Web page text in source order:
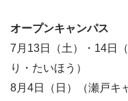
オープンキャンパス
7月13日（土）・14日
り・たいほう）
8月4日（日）（瀬戸キ